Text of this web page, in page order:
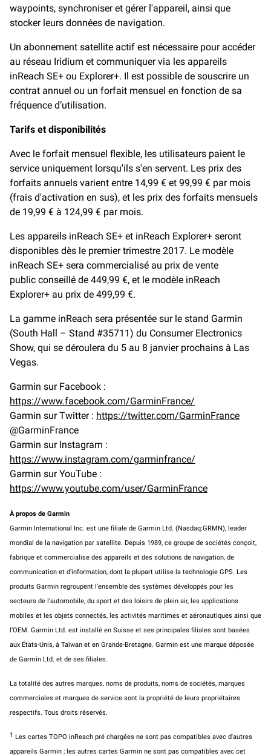
waypoints, synchroniser et gérer l'appareil, ainsi que
stocker leurs données de navigation.
Un abonnement satellite actif est nécessaire pour accéder
au réseau Iridium et communiquer via les appareils
inReach SE+ ou Explorer+. Il est possible de souscrire un
contrat annuel ou un forfait mensuel en fonction de sa
fréquence d’utilisation.
Tarifs et disponibilités
Avec le forfait mensuel flexible, les utilisateurs paient le
service uniquement lorsqu'ils s'en servent. Les prix des
forfaits annuels varient entre 14,99 € et 99,99 € par mois
(frais d'activation en sus), et les prix des forfaits mensuels
de 19,99 € à 124,99 € par mois.
Les appareils inReach SE+ et inReach Explorer+ seront
disponibles dès le premier trimestre 2017. Le modèle
inReach SE+ sera commercialisé au prix de vente
public conseillé de 449,99 €, et le modèle inReach
Explorer+ au prix de 499,99 €.
La gamme inReach sera présentée sur le stand Garmin
(South Hall – Stand #35711) du Consumer Electronics
Show, qui se déroulera du 5 au 8 janvier prochains à Las
Vegas.
Garmin sur Facebook :
https://www.facebook.com/GarminFrance/
Garmin sur Twitter : https://twitter.com/GarminFrance
@GarminFrance
Garmin sur Instagram :
https://www.instagram.com/garminfrance/
Garmin sur YouTube :
https://www.youtube.com/user/GarminFrance
À propos de Garmin
Garmin International Inc. est une filiale de Garmin Ltd. (Nasdaq:GRMN), leader
mondial de la navigation par satellite. Depuis 1989, ce groupe de sociétés conçoit,
fabrique et commercialise des appareils et des solutions de navigation, de
communication et d’information, dont la plupart utilise la technologie GPS. Les
produits Garmin regroupent l’ensemble des systèmes développés pour les
secteurs de l’automobile, du sport et des loisirs de plein air, les applications
mobiles et les objets connectés, les activités maritimes et aéronautiques ainsi que
l’OEM. Garmin Ltd. est installé en Suisse et ses principales filiales sont basées
aux États-Unis, à Taïwan et en Grande-Bretagne. Garmin est une marque déposée
de Garmin Ltd. et de ses filiales.
La totalité des autres marques, noms de produits, noms de sociétés, marques
commerciales et marques de service sont la propriété de leurs propriétaires
respectifs. Tous droits réservés.
1 Les cartes TOPO inReach pré chargées ne sont pas compatibles avec d'autres
appareils Garmin ; les autres cartes Garmin ne sont pas compatibles avec cet